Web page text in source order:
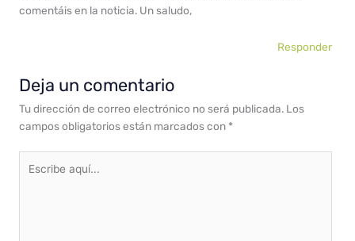
comentáis en la noticia. Un saludo,
Responder
Deja un comentario
Tu dirección de correo electrónico no será publicada. Los
campos obligatorios están marcados con *
aquí...